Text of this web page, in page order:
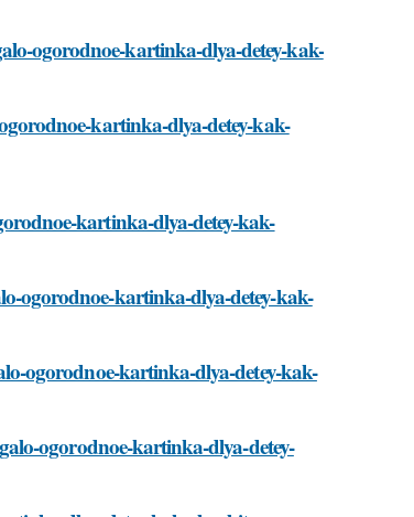
ogorodnoe-kartinka-dlya-detey-kak-
kartinka-dlya-detey-kak-
kartinka-dlya-detey-kak-
ogorodnoe-kartinka-dlya-detey-kak-
ogorodnoe-kartinka-dlya-detey-kak-
ogorodnoe-kartinka-dlya-detey-